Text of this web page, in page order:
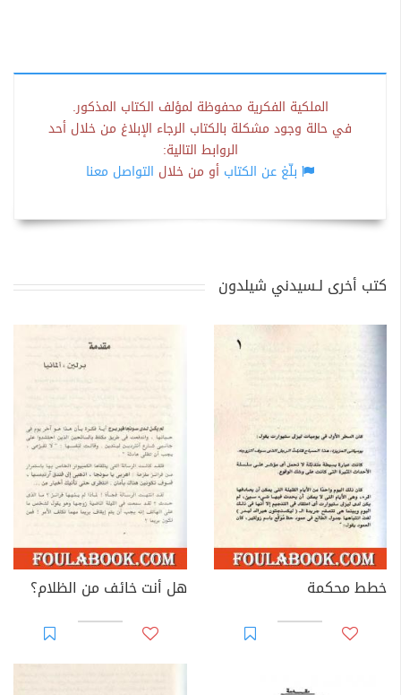
الملكية الفكرية محفوظة لمؤلف الكتاب المذكور.
في حالة وجود مشكلة بالكتاب الرجاء الإبلاغ من خلال أحد
الروابط التالية:
بلّغ عن الكتاب أو من خلال التواصل معنا
كتب أخرى لـسيدني شيلدون
خطط محكمة هل أنت خائف من الظلام؟